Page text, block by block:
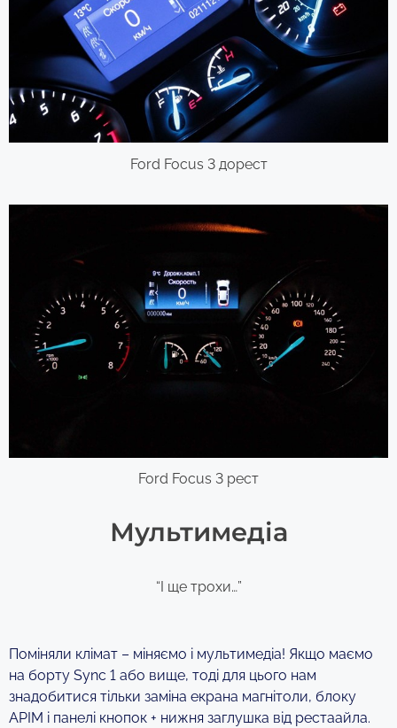
Ford Focus 3 дорест
Ford Focus 3 рест
Мультимедіа
“І ще трохи…”
Поміняли клімат – міняємо і мультимедіа! Якщо маємо
на борту Sync 1 або вище, тоді для цього нам
знадобитися тільки заміна екрана магнітоли, блоку
APIM і панелі кнопок + нижня заглушка від рестаайла.